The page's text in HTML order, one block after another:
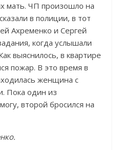
мать. ЧП произошло на
в полиции, в тот
Ахременко и Сергей
когда услышали
выяснилось, в квартире
пожар. В это время в
женщина с
Пока один из
второй бросился на